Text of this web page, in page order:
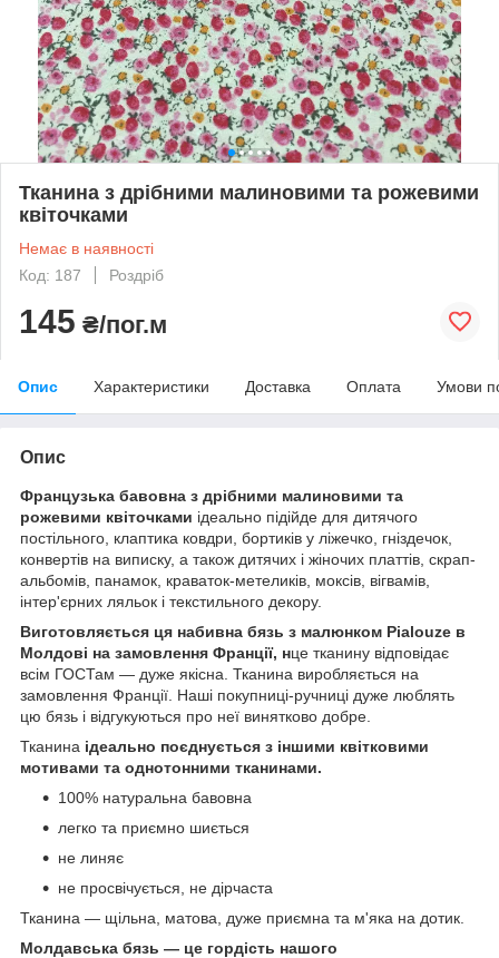
Тканина з дрібними малиновими та рожевими
квіточками
Немає в наявності
Код: 187
Роздріб
145 ₴/пог.м
Опис Характеристики Доставка Оплата Умови
Опис
Французька бавовна з дрібними малиновими та
рожевими квіточками ідеально підійде для дитячого
постільного, клаптика ковдри, бортиків у ліжечко, гніздечок,
конвертів на виписку, а також дитячих і жіночих платтів, скрап-
альбомів, панамок, краваток-метеликів, моксів, вігвамів,
інтер'єрних ляльок і текстильного декору.
Виготовляється ця набивна бязь з малюнком Pialouze в
Молдові на замовлення Франції, нце тканину відповідає
всім ГОСТам — дуже якісна. Тканина виробляється на
замовлення Франції. Наші покупниці-ручниці дуже люблять
цю бязь і відгукуються про неї винятково добре.
Тканина ідеально поєднується з іншими квітковими
мотивами та однотонними тканинами.
100% натуральна бавовна
легко та приємно шиється
не линяє
не просвічується, не дірчаста
Тканина — щільна, матова, дуже приємна та м'яка на дотик.
Молдавська бязь — це гордість нашого